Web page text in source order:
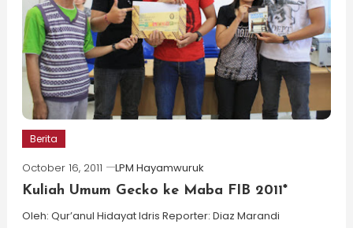
Berita
October 16, 2011
LPM Hayamwuruk
Kuliah Umum Gecko ke Maba FIB 2011*
Oleh: Qur’anul Hidayat Idris Reporter: Diaz Marandi